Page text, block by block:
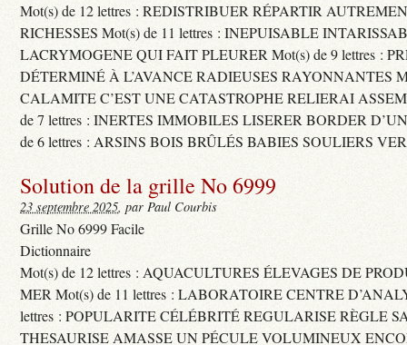
Mot(s) de 12 lettres : REDISTRIBUER RÉPARTIR
RICHESSES Mot(s) de 11 lettres : INEPUISABLE
LACRYMOGENE QUI FAIT PLEURER Mot(s) de 9 lettres :
DÉTERMINÉ À L’AVANCE RADIEUSES RAYONNANTES
CALAMITE C’EST UNE CATASTROPHE RELIERAI
de 7 lettres : INERTES IMMOBILES LISERER BORDER
de 6 lettres : ARSINS BOIS BRÛLÉS BABIES SOULIERS
Solution de la grille No 6999
23 septembre 2025, par Paul Courbis
Grille No 6999 Facile
Dictionnaire
Mot(s) de 12 lettres : AQUACULTURES ÉLEVAGES DE
MER Mot(s) de 11 lettres : LABORATOIRE CENTRE
lettres : POPULARITE CÉLÉBRITÉ REGULARISE RÈGLE
THESAURISE AMASSE UN PÉCULE VOLUMINEUX